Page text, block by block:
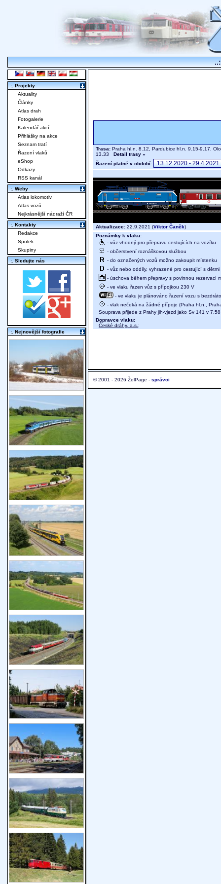
Trasa: Praha hl.n. 8.12, Pardubice hl.n. 9.15-9.17,
13.33 Detail trasy »
Řazení platné v období:
Aktualizace: 22.9.2021 (Viktor Čaněk)
Poznámky k vlaku:
- vůz vhodný pro přepravu cestujících na vozíku
- občerstvení roznáškovou službou
- do označených vozů možno zakoupit místenku
- vůz nebo oddíly, vyhrazené pro cestující s
- úschova během přepravy s povinnou rezervací
- ve vlaku řazen vůz s přípojkou 230 V
- ve vlaku je plánováno řazení vozu s
- vlak nečeká na žádné přípoje (Praha hl.n.,
Souprava přijede z Prahy jih-vjezd jako Sv 141 v 7.58
Dopravce vlaku:
České dráhy, a.s. ;
© 2001 - 2026 ŽelPage - správci
:. Projekty
Aktuality
Články
Atlas drah
Fotogalerie
Kalendář akcí
Přihlášky na akce
Seznam tratí
Řazení vlaků
eShop
Odkazy
RSS kanál
:. Weby
Atlas lokomotiv
Atlas vozů
Nejkrásnější nádraží ČR
:. Kontakty
Redakce
Spolek
Skupiny
:. Sledujte nás
:. Nejnovější fotografie